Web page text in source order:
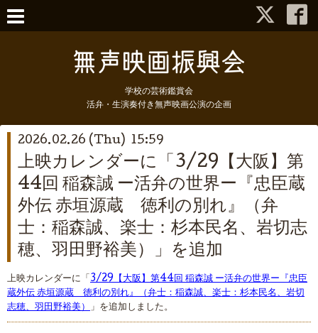
学校の芸術鑑賞会
活弁・生演奏付き無声映画公演の企画
2026.02.26 (Thu) 15:59
上映カレンダーに「3/29【大阪】第
44回 稲森誠 ー活弁の世界ー『忠臣蔵
外伝 赤垣源蔵 徳利の別れ』（弁
士：稲森誠、楽士：杉本民名、岩切志
穂、羽田野裕美）」を追加
上映カレンダーに「 3/29【大阪】第44回 稲森誠 ー活弁の世界ー『忠臣
蔵外伝 赤垣源蔵 徳利の別れ』（弁士：稲森誠、楽士：杉本民名、岩切
志穂、羽田野裕美） 」を追加しました。